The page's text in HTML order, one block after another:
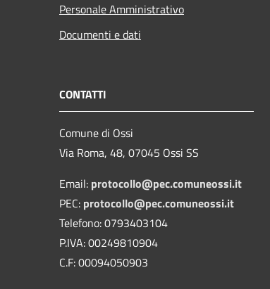
Personale Amministrativo
Documenti e dati
CONTATTI
Comune di Ossi
Via Roma, 48, 07045 Ossi SS
Email: protocollo@pec.comuneossi.it
PEC: protocollo@pec.comuneossi.it
Telefono: 0793403104
P.IVA: 00249810904
C.F: 00094050903